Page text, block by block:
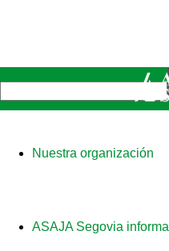
Nuestra organización
ASAJA Segovia informa